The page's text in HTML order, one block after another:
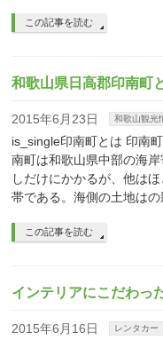
この記事を読む
和歌山県日高郡印南町
2015年6月23日 和歌山観光
is_single印南町とは 印南
南町は和歌山県中部の海
しだけにかかるが、他は
帯である。海側の土地はの
この記事を読む
インテリアにこだわっ
2015年6月16日 レンタカー